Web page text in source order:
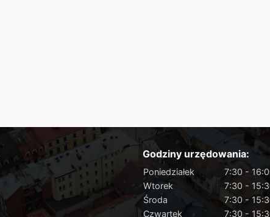
Godziny urzędowania:
Poniedziałek
7:30 -
Wtorek
7:30 -
Środa
7:30 -
Czwartek
7:30 -